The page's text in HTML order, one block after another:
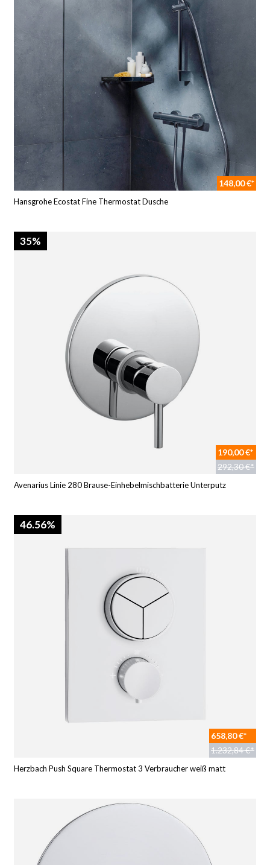
148,00 €*
Hansgrohe Ecostat Fine Thermostat Dusche
35%
190,00 €*
292,30 €*
Avenarius Linie 280 Brause-Einhebelmischbatterie Unterputz
46.56%
658,80 €*
1.232,84 €*
Herzbach Push Square Thermostat 3 Verbraucher weiß matt